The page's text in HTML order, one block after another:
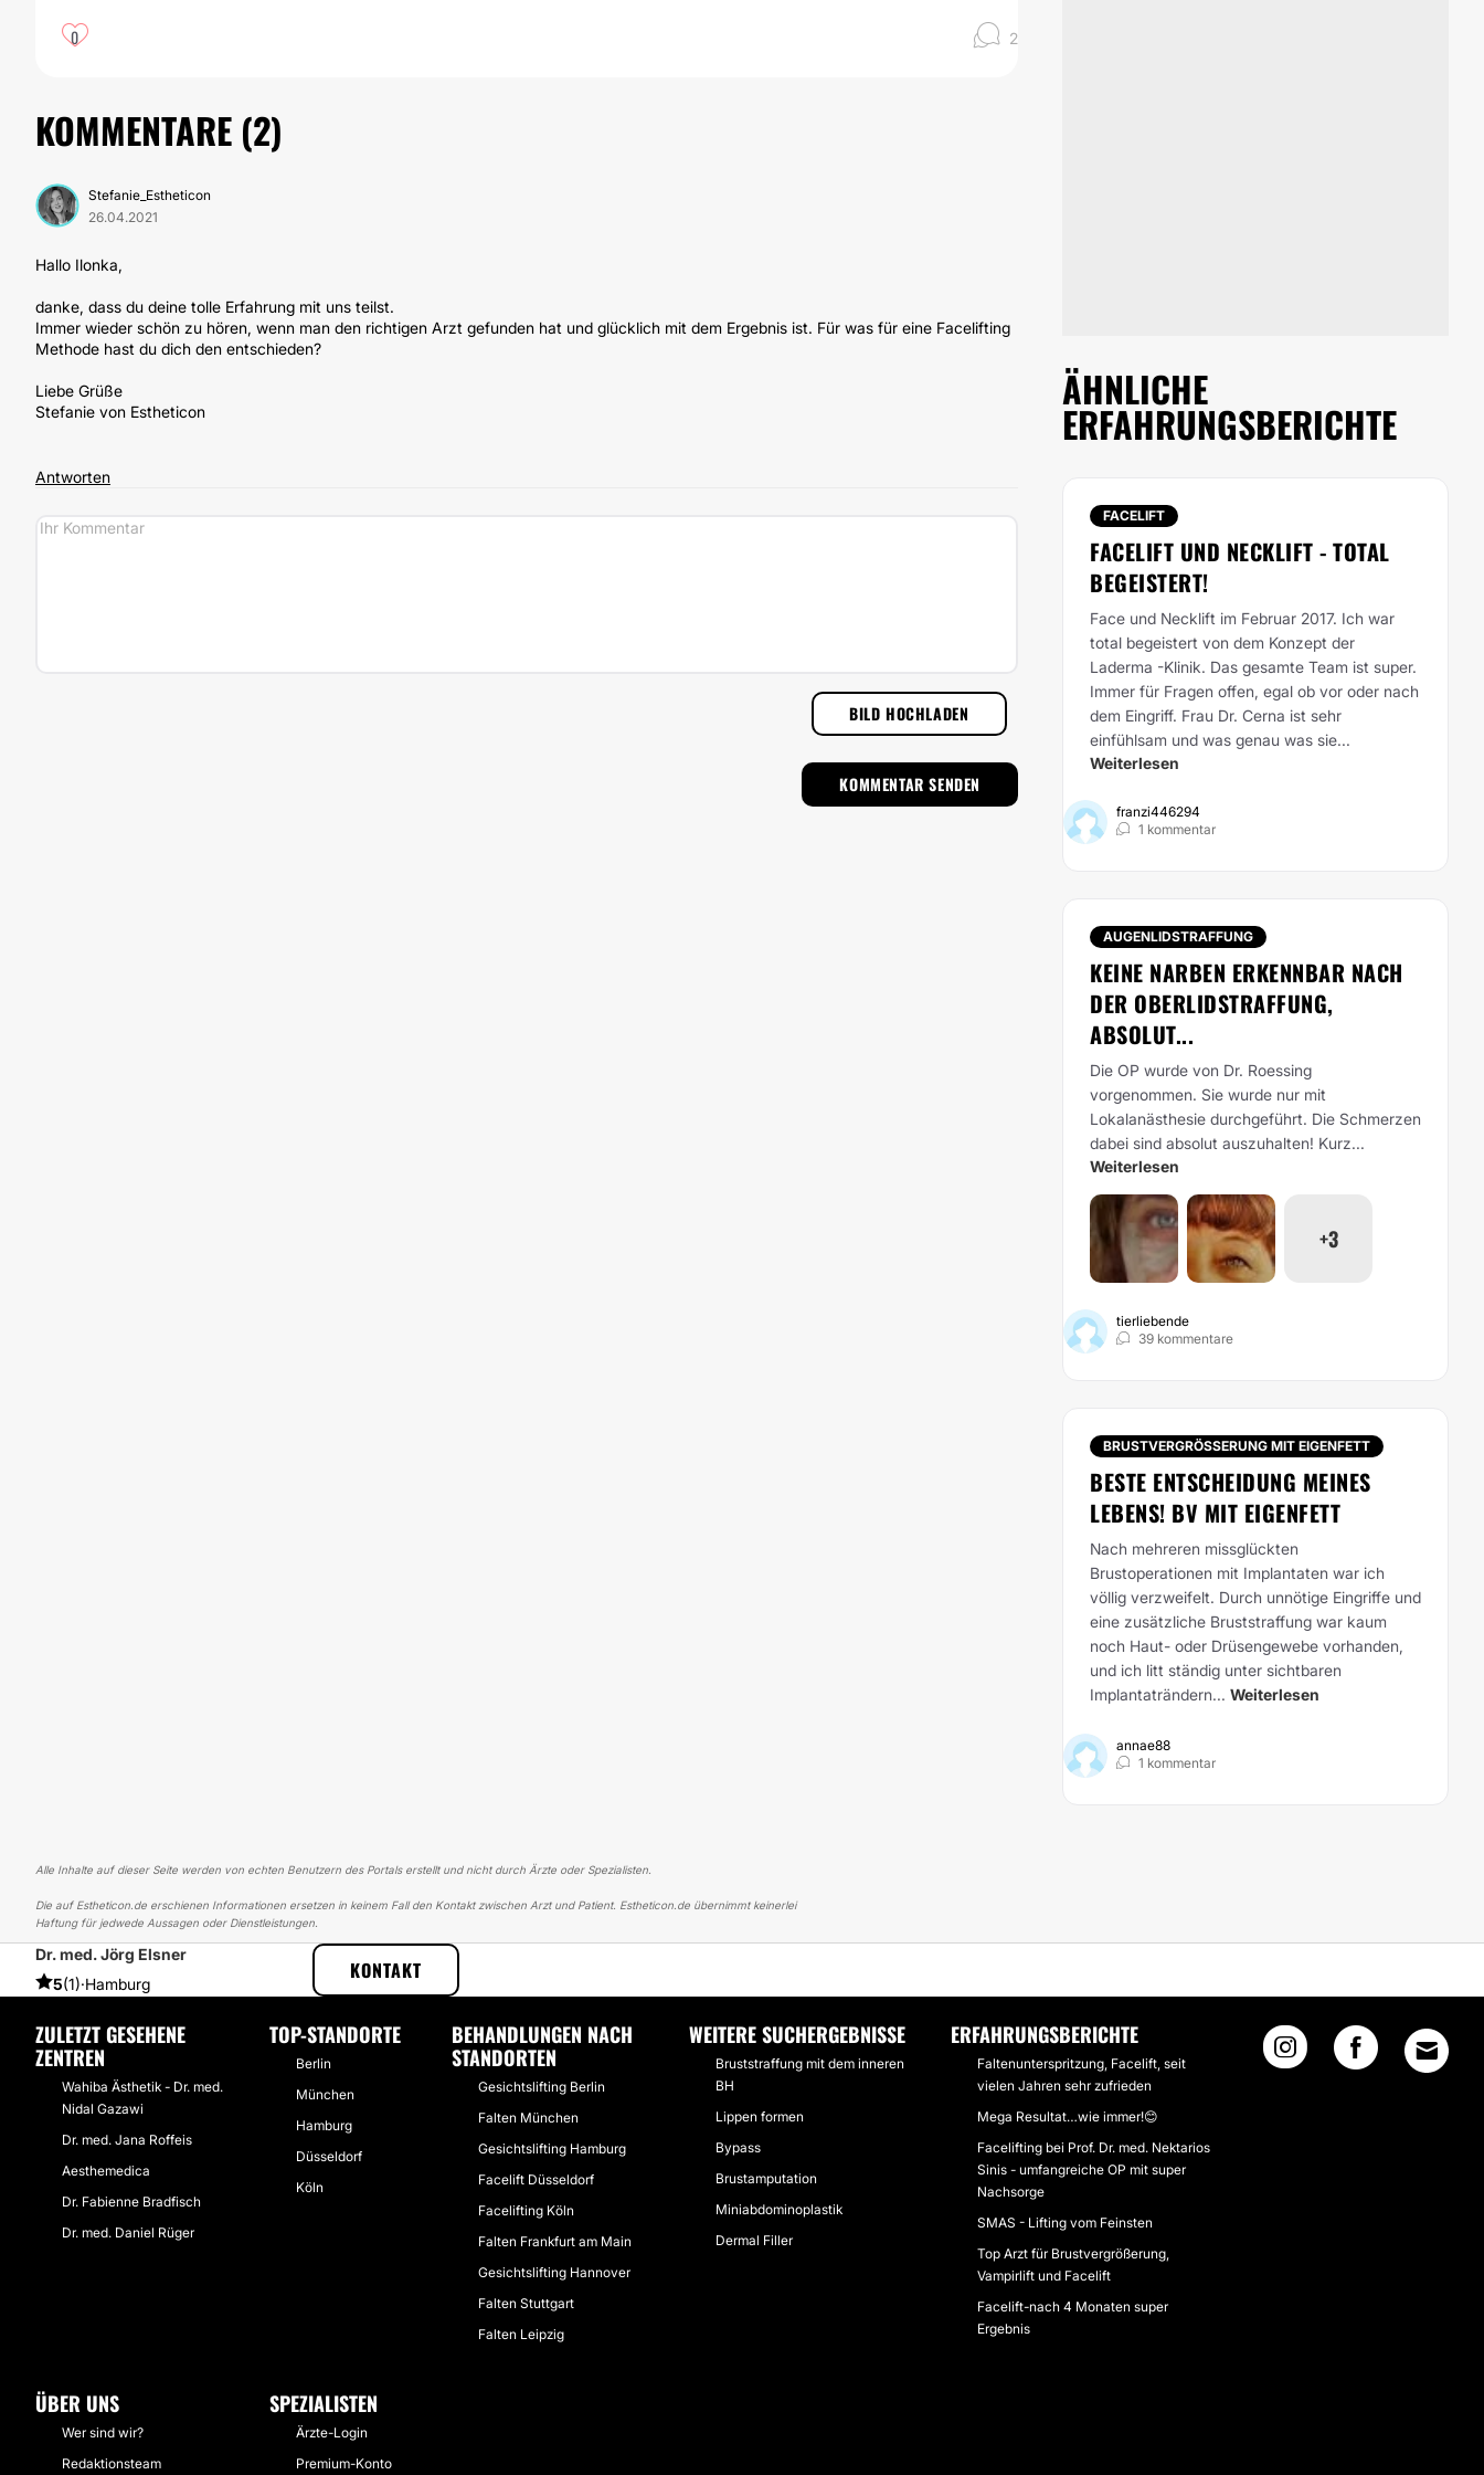
0 2
KOMMENTARE (2)
Stefanie_Estheticon
26.04.2021
Hallo Ilonka,
danke, dass du deine tolle Erfahrung mit uns teilst.
Immer wieder schön zu hören, wenn man den richtigen Arzt gefunden hat und glücklich mit dem Ergebnis ist. Für was für eine Facelifting
Methode hast du dich den entschieden?
Liebe Grüße
Stefanie von Estheticon
Antworten
BILD HOCHLADEN
ÄHNLICHE
ERFAHRUNGSBERICHTE
FACELIFT
FACELIFT UND NECKLIFT - TOTAL
BEGEISTERT!
Face und Necklift im Februar 2017. Ich war
total begeistert von dem Konzept der
Laderma -Klinik. Das gesamte Team ist super.
Immer für Fragen offen, egal ob vor oder nach
dem Eingriff. Frau Dr. Cerna ist sehr
einfühlsam und was genau was sie...
Weiterlesen
franzi446294
1 kommentar
AUGENLIDSTRAFFUNG
KEINE NARBEN ERKENNBAR NACH
DER OBERLIDSTRAFFUNG,
ABSOLUT...
Die OP wurde von Dr. Roessing
vorgenommen. Sie wurde nur mit
Lokalanästhesie durchgeführt. Die Schmerzen
dabei sind absolut auszuhalten! Kurz...
Weiterlesen
+3
tierliebende
39 kommentare
BRUSTVERGRÖSSERUNG MIT EIGENFETT
BESTE ENTSCHEIDUNG MEINES
LEBENS! BV MIT EIGENFETT
Nach mehreren missglückten
Brustoperationen mit Implantaten war ich
völlig verzweifelt. Durch unnötige Eingriffe und
eine zusätzliche Bruststraffung war kaum
noch Haut- oder Drüsengewebe vorhanden,
und ich litt ständig unter sichtbaren
Implantaträndern... Weiterlesen
annae88
1 kommentar
Alle Inhalte auf dieser Seite werden von echten Benutzern des Portals erstellt und nicht durch Ärzte oder Spezialisten.
Die auf Estheticon.de erschienen Informationen ersetzen in keinem Fall den Kontakt zwischen Arzt und Patient. Estheticon.de übernimmt keinerlei
Haftung für jedwede Aussagen oder Dienstleistungen.
Dr. med. Jörg Elsner
5(1)·Hamburg
KONTAKT
ESTHETICON ERFAHRUNGSBERICHTE ERFAHRUNGSBERICHTE ÜBER FACELIFT
ZULETZT GESEHENE
ZENTREN
Wahiba Ästhetik - Dr. med.
Nidal Gazawi
Dr. med. Jana Roffeis
Aesthemedica
Dr. Fabienne Bradfisch
Dr. med. Daniel Rüger
TOP-STANDORTE
Berlin
München
Hamburg
Düsseldorf
Köln
BEHANDLUNGEN NACH
STANDORTEN
Gesichtslifting Berlin
Falten München
Gesichtslifting Hamburg
Facelift Düsseldorf
Facelifting Köln
Falten Frankfurt am Main
Gesichtslifting Hannover
Falten Stuttgart
Falten Leipzig
WEITERE SUCHERGEBNISSE
Bruststraffung mit dem inneren
BH
Lippen formen
Bypass
Brustamputation
Miniabdominoplastik
Dermal Filler
ERFAHRUNGSBERICHTE
Faltenunterspritzung, Facelift, seit
vielen Jahren sehr zufrieden
Mega Resultat…wie immer!😊
Facelifting bei Prof. Dr. med. Nektarios
Sinis - umfangreiche OP mit super
Nachsorge
SMAS - Lifting vom Feinsten
Top Arzt für Brustvergrößerung,
Vampirlift und Facelift
Facelift-nach 4 Monaten super
Ergebnis
ÜBER UNS
Wer sind wir?
Redaktionsteam
SPEZIALISTEN
Ärzte-Login
Premium-Konto